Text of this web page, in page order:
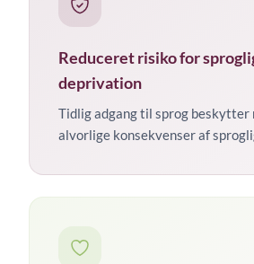
Reduceret risiko for
deprivation
Tidlig adgang til sprog beskytter
alvorlige konsekvenser af